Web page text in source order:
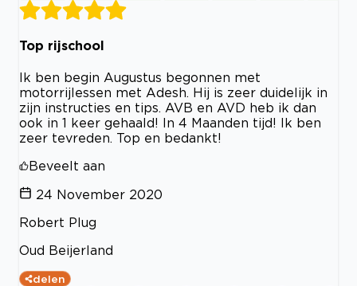
Top rijschool
Ik ben begin Augustus begonnen met
motorrijlessen met Adesh. Hij is zeer duidelijk in
zijn instructies en tips. AVB en AVD heb ik dan
ook in 1 keer gehaald! In 4 Maanden tijd! Ik ben
zeer tevreden. Top en bedankt!
Beveelt aan
24 November 2020
Robert Plug
Oud Beijerland
delen